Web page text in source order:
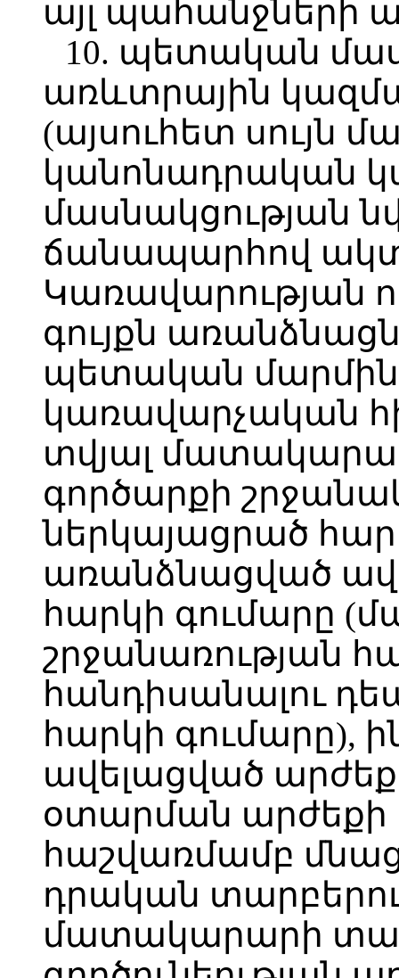
այլ պահանջների
10. պետական
առևտրային
(այսուհետ սույն
կանոնադրական
մասնակցության
ճանապարհով
Կառավարության
գույքն
պետական
կառավարչական
տվյալ
գործարքի
ներկայացրած
առանձնացված
հարկի գումարը
շրջանառության
հանդիսանալու
հարկի գումարը),
ավելացված
օտարման արժեքի
հաշվառմամբ
դրական
մատակարարի